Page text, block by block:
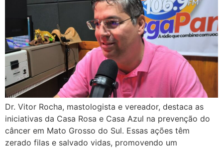
Dr. Vitor Rocha, mastologista e vereador, destaca as
iniciativas da Casa Rosa e Casa Azul na prevenção do
câncer em Mato Grosso do Sul. Essas ações têm
zerado filas e salvado vidas, promovendo um